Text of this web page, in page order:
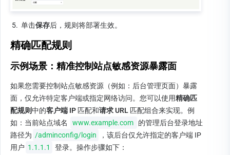
5. 单击保存后，规则将部署生效。
精确匹配规则
示例场景：精准控制站点敏感资源暴露面
如果您需要控制站点敏感资源（例如：后台管理页面）暴露
面，仅允许特定客户端或指定网络访问。您可以使用精确匹
配规则中的客户端 IP 匹配和请求 URL 匹配组合来实现。例
如 ： 当前站点域名 www.example.com
的管理后台登录地址
路径为 /adminconfig/login
，该后台仅允许指定的客户端 IP
用户 1.1.1.1
登录。操作步骤如下：